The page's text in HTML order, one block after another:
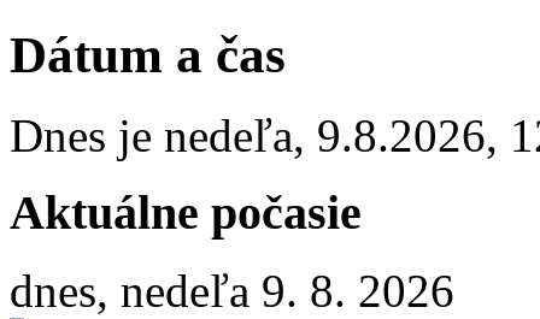
Dátum a čas
Dnes je nedeľa, 9.8.2026,
Aktuálne počasie
dnes, nedeľa 9. 8. 2026